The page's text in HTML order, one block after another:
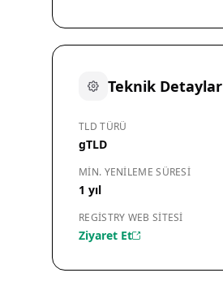
Teknik Detaylar
TLD TÜRÜ
gTLD
MIN. YENILEME SÜRESI
1 yıl
REGISTRY WEB SITESI
Ziyaret Et